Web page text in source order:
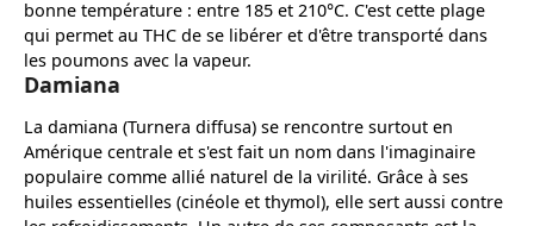
bonne température : entre 185 et 210°C. C'est cette plage
qui permet au THC de se libérer et d'être transporté dans
les poumons avec la vapeur.
Damiana
La damiana (Turnera diffusa) se rencontre surtout en
Amérique centrale et s'est fait un nom dans l'imaginaire
populaire comme allié naturel de la virilité. Grâce à ses
huiles essentielles (cinéole et thymol), elle sert aussi contre